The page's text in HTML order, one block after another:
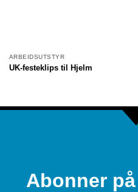
ARBEIDSUTSTYR
UK-festeklips til Hjelm
Abonner